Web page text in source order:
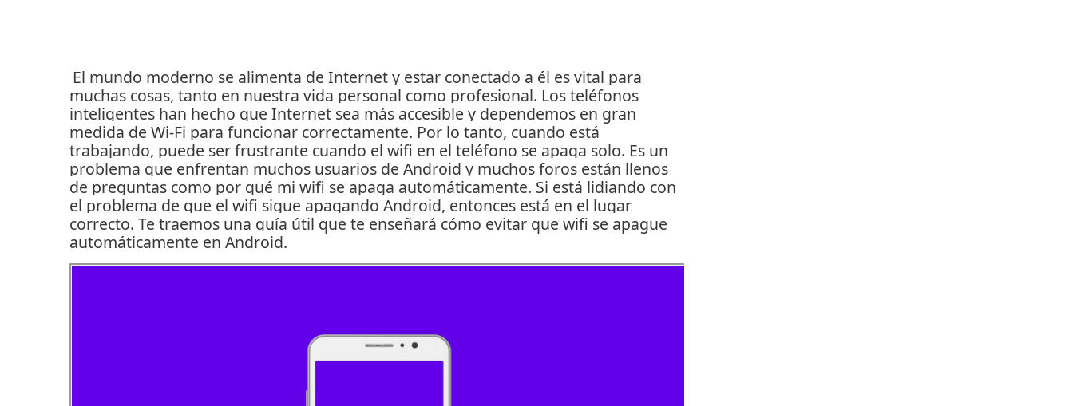
El mundo moderno se alimenta de Internet y estar conectado a él es vital para
muchas cosas, tanto en nuestra vida personal como profesional. Los teléfonos
inteligentes han hecho que Internet sea más accesible y dependemos en gran
medida de Wi-Fi para funcionar correctamente. Por lo tanto, cuando está
trabajando, puede ser frustrante cuando el wifi en el teléfono se apaga solo. Es un
problema que enfrentan muchos usuarios de Android y muchos foros están llenos
de preguntas como por qué mi wifi se apaga automáticamente. Si está lidiando con
el problema de que el wifi sigue apagando Android, entonces está en el lugar
correcto. Te traemos una guía útil que te enseñará cómo evitar que wifi se apague
automáticamente en Android.